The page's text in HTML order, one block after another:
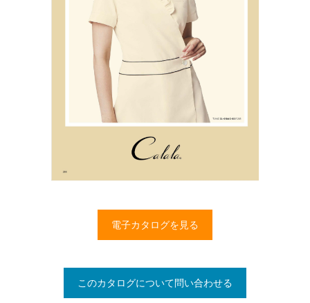
電子カタログを見る
このカタログについて問い合わせる